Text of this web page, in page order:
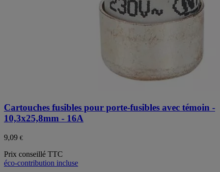
Cartouches fusibles pour porte-fusibles avec témoin -
10,3x25,8mm - 16A
9,09 €
Prix conseillé TTC
éco-contribution incluse